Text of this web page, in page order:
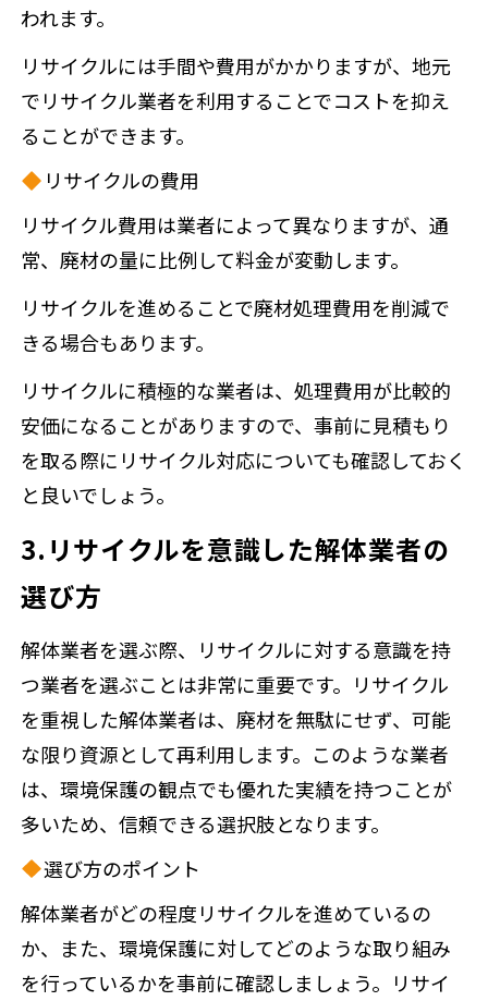
われます。
リサイクルには手間や費用がかかりますが、地元
でリサイクル業者を利用することでコストを抑え
ることができます。
リサイクルの費用
リサイクル費用は業者によって異なりますが、通
常、廃材の量に比例して料金が変動します。
リサイクルを進めることで廃材処理費用を削減で
きる場合もあります。
リサイクルに積極的な業者は、処理費用が比較的
安価になることがありますので、事前に見積もり
を取る際にリサイクル対応についても確認しておく
と良いでしょう。
3.リサイクルを意識した解体業者の
選び方
解体業者を選ぶ際、リサイクルに対する意識を持
つ業者を選ぶことは非常に重要です。リサイクル
を重視した解体業者は、廃材を無駄にせず、可能
な限り資源として再利用します。このような業者
は、環境保護の観点でも優れた実績を持つことが
多いため、信頼できる選択肢となります。
選び方のポイント
解体業者がどの程度リサイクルを進めているの
か、また、環境保護に対してどのような取り組み
を行っているかを事前に確認しましょう。リサイ